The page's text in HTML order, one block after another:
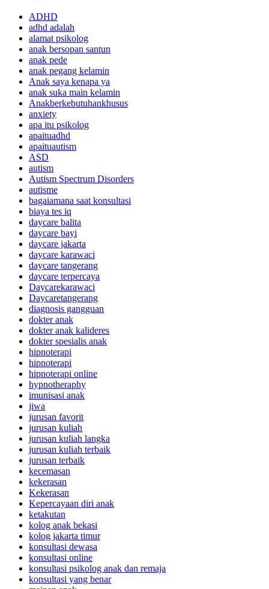
ADHD
adhd adalah
alamat psikolog
anak bersopan santun
anak pede
anak pegang kelamin
Anak saya kenapa ya
anak suka main kelamin
Anakberkebutuhankhusus
anxiety
apa itu psikolog
apaituadhd
apaituautism
ASD
autism
Autism Spectrum Disorders
autisme
bagaiamana saat konsultasi
biaya tes iq
daycare balita
daycare bayi
daycare jakarta
daycare karawaci
daycare tangerang
daycare terpercaya
Daycarekarawaci
Daycaretangerang
diagnosis gangguan
dokter anak
dokter anak kalideres
dokter spesialis anak
hipnoterapi
hipnoterapi
hipnoterapi online
hypnotheraphy
imunisasi anak
jiwa
jurusan favorit
jurusan kuliah
jurusan kuliah langka
jurusan kuliah terbaik
jurusan terbaik
kecemasan
kekerasan
Kekerasan
Kepercayaan diri anak
ketakutan
kolog anak bekasi
kolog jakarta timur
konsultasi dewasa
konsultasi online
konsultasi psikolog anak dan remaja
konsultasi yang benar